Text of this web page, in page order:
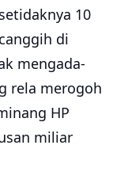
10
di
mengada-
rela merogoh
HP
miliar